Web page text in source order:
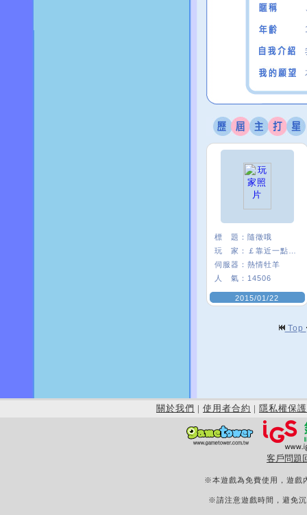
標 題： 隨徵哦
玩 家：
伺服器： 熱情牡羊
人 氣： 14506
2015/01/22
Top
關於我們 | 使用者合約 | 隱私權保護
客戶問題
※本遊戲為免費使用，遊戲
※請注意遊戲時間，避免